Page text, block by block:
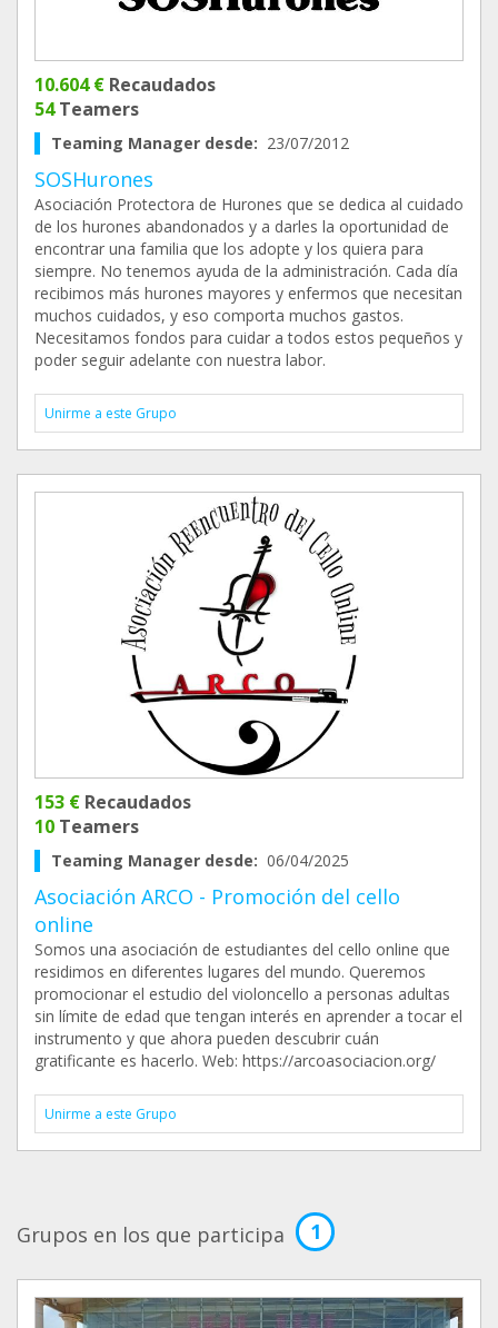
10.604 € Recaudados
54Teamers
Teaming Manager desde: 23/07/2012
SOSHurones
Asociación Protectora de Hurones que se dedica al cuidado
de los hurones abandonados y a darles la oportunidad de
encontrar una familia que los adopte y los quiera para
siempre. No tenemos ayuda de la administración. Cada día
recibimos más hurones mayores y enfermos que necesitan
muchos cuidados, y eso comporta muchos gastos.
Necesitamos fondos para cuidar a todos estos pequeños y
poder seguir adelante con nuestra labor.
Unirme a este Grupo
153 € Recaudados
10 Teamers
Teaming Manager desde: 06/04/2025
Asociación ARCO - Promoción del cello
online
Somos una asociación de estudiantes del cello online que
residimos en diferentes lugares del mundo. Queremos
promocionar el estudio del violoncello a personas adultas
sin límite de edad que tengan interés en aprender a tocar el
instrumento y que ahora pueden descubrir cuán
gratificante es hacerlo. Web: https://arcoasociacion.org/
Unirme a este Grupo
Grupos en los que participa 1